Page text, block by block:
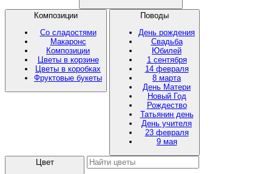
Композиции
Со сладостями
Макаронс
Композиции
Цветы в корзине
Цветы в коробках
Фруктовые букеты
Поводы
День рождения
Свадьба
Юбилей
1 сентября
14 февраля
8 марта
День Матери
Новый Год
Рождество
Татьянин день
День учителя
23 февраля
9 мая
Цвет